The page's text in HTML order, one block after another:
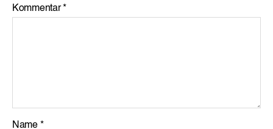
Kommentar*
Name *